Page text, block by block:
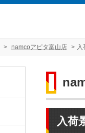
namcoアピタ富山店 入
入荷